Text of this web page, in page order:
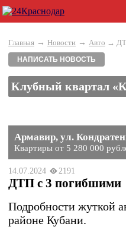
Главная → Новости → Авто →
НАПИСАТЬ НОВОСТЬ
Клубный квартал
Армавир, ул.
Квартиры от 5 280 000
14.07.2024 2191
ДТП с 3 погибшими
Подробности жуткой
районе Кубани.